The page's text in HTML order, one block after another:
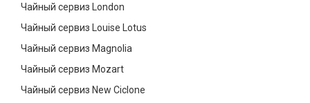
Чайный сервиз London
Чайный сервиз Louise Lotus
Чайный сервиз Magnolia
Чайный сервиз Mozart
Чайный сервиз New Ciclone